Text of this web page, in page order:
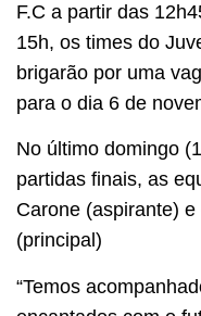
F.C a partir das
15h, os times do
brigarão por uma
para o dia 6 de
No último domingo
partidas finais, as
Carone (aspirante)
(principal)
“Temos